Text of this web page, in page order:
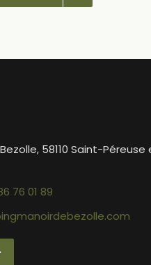
58110 Saint-Péreuse
76 01 89